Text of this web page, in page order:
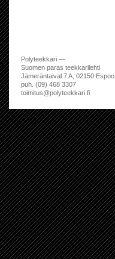
Polyteekkari —
Suomen paras teekkarilehti
Jämeräntaival 7 A, 02150 Espoo,
puh. (09) 468 3307
toimitus@polyteekkari.fi